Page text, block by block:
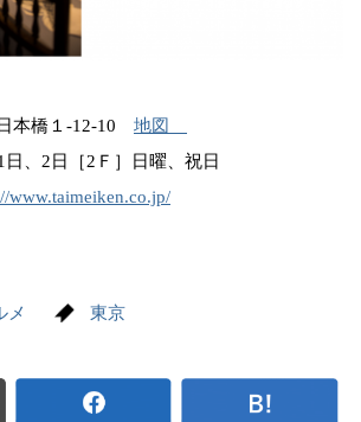
本橋１‐12‐10 地図
日、2日［2Ｆ］日曜、祝日
www.taimeiken.co.jp/
メ 東京